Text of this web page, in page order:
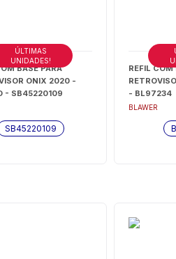
BASE PARA
ONIX 2020 -
- SB45220109
ÚLTIMAS
UNIDADES!
SB45220109
REFIL COM
- BL97234
BLAWER